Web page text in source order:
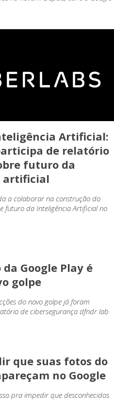
Artificial:
de relatório
futuro da
artificial
a colaborar na construção do
futuro da Inteligência Artificial no
Google Play é
golpe
do novo golpe já foram
de cibersegurança dfndr lab
que suas fotos do
no Google
pra impedir que desconhecidos